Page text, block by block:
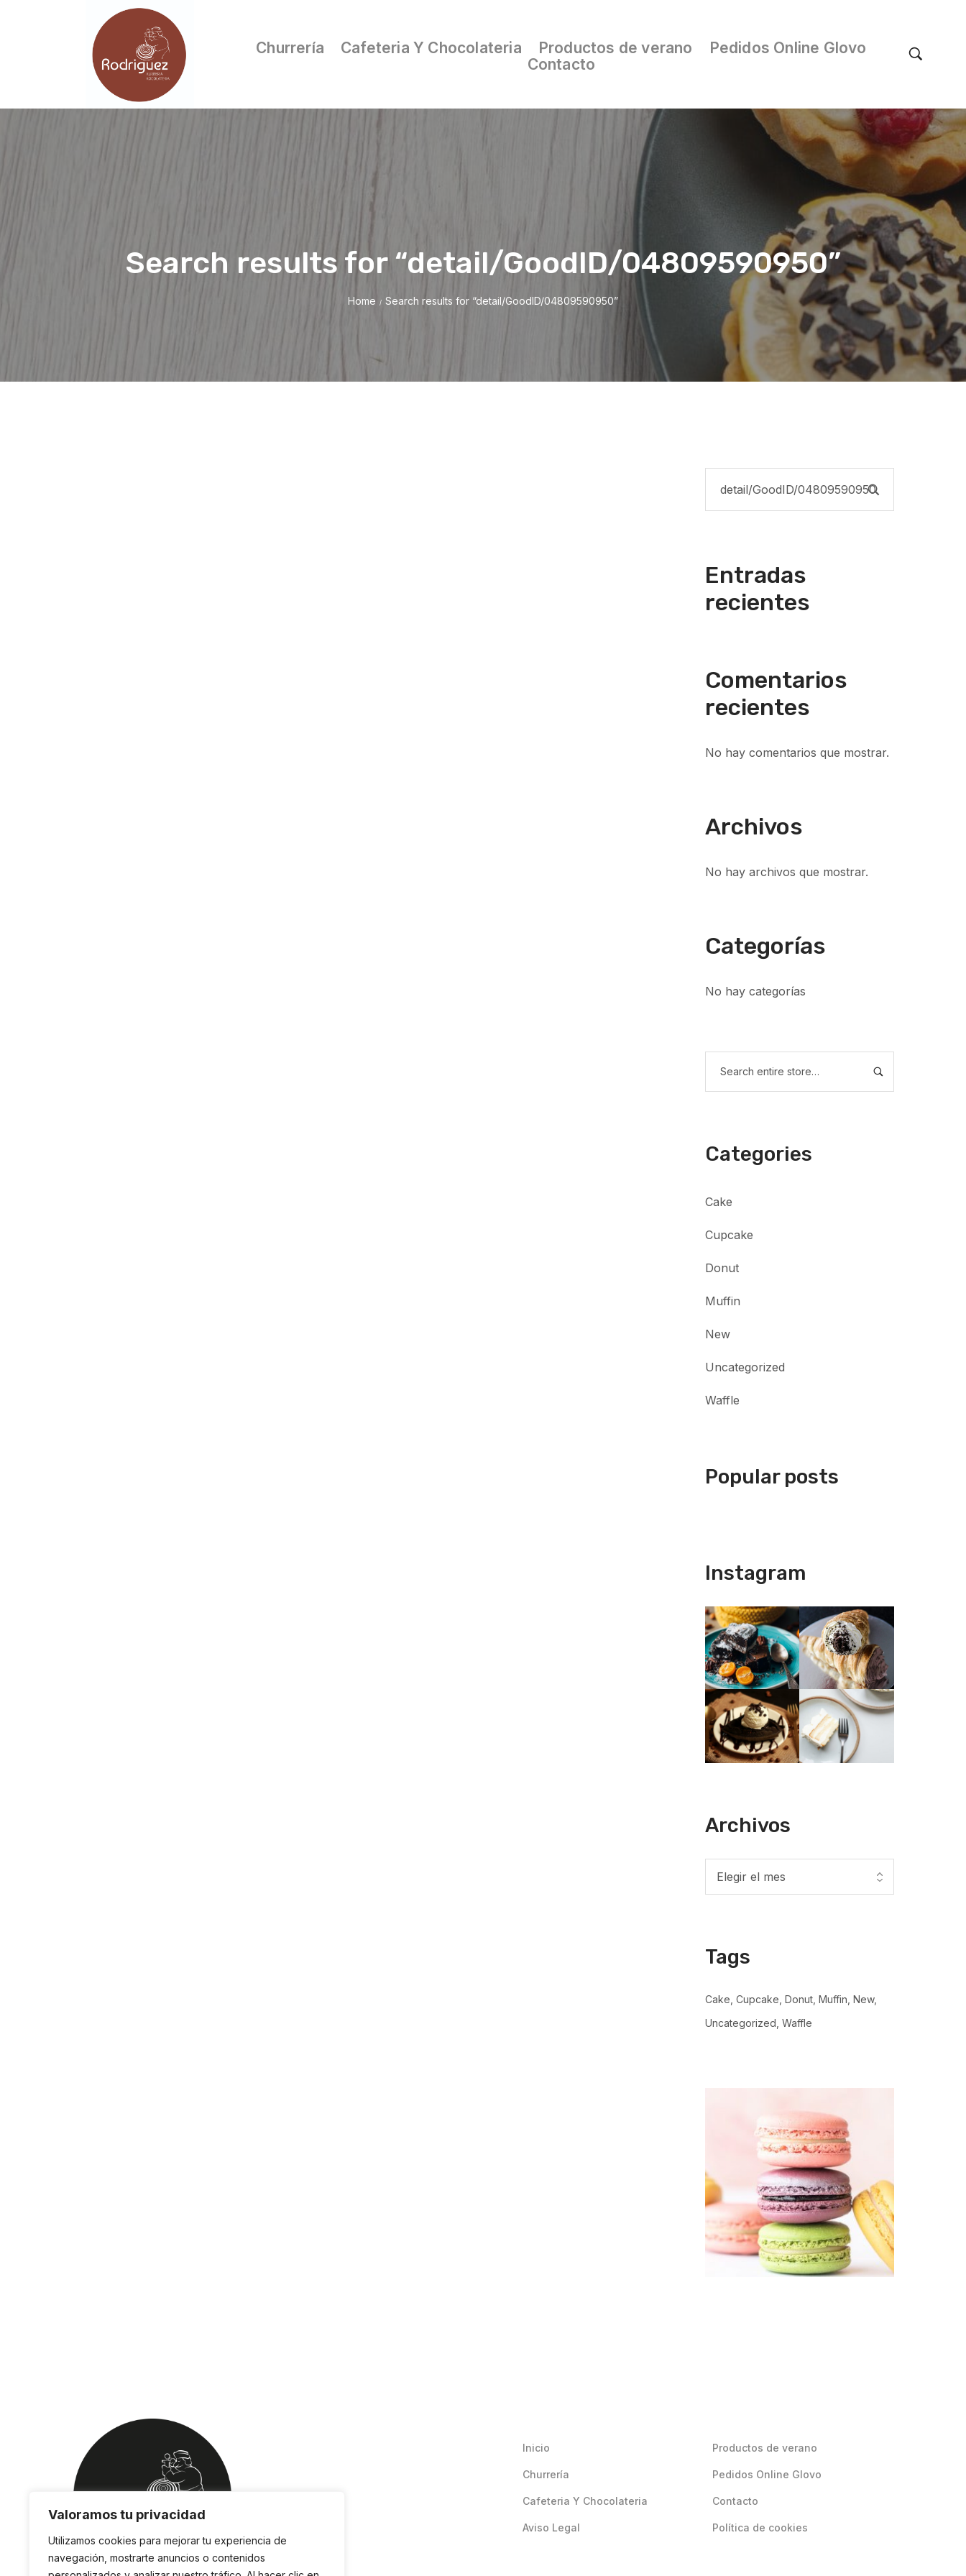
Valoramos tu privacidad
Utilizamos cookies para mejorar tu experiencia de
navegación, mostrarte anuncios o contenidos
Churrería Cafeteria Y Chocolateria Productos de verano
Pedidos Online Glovo
Contacto
Search results for “detail/GoodID/04809590950”
Home / Search results for “detail/GoodID/04809590950”
Entradas
recientes
Comentarios
recientes
No hay comentarios que mostrar.
Archivos
No hay archivos que mostrar.
Categorías
No hay categorías
Categories
Cake
Cupcake
Donut
Muffin
New
Uncategorized
Waffle
Popular posts
Instagram
Archivos
Tags
Cake Cupcake Donut Muffin New
Uncategorized Waffle
Inicio
Churrería
Cafeteria Y Chocolateria
Aviso Legal
Productos de verano
Pedidos Online Glovo
Contacto
Política de cookies